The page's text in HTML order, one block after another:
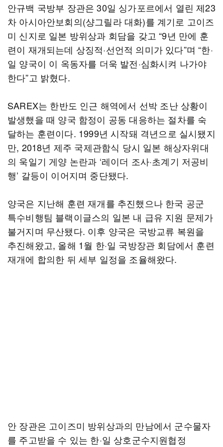
안규백 국방부 장관은 30일 싱가포르에서 열린 제23
차 아시아안보회의(샹그릴라 대화)를 계기로 고이즈
미 신지로 일본 방위상과 회담을 갖고 “9년 만에 훈
련이 재개되는데 상징적·선언적 의미가 있다”며 “한·
일 양국이 이 옥동자를 더욱 발전·심화시켜 나가야
한다”고 밝혔다.
SAREX는 한반도 인근 해역에서 선박 조난 상황이
발생했을 때 양국 함정이 공동 대응하는 절차를 숙
달하는 훈련이다. 1999년 시작돼 격년으로 실시됐지
만, 2018년 제주 국제관함식 당시 일본 해상자위대
의 욱일기 게양 논란과 ‘레이더 조사·초계기 저공비
행’ 갈등이 이어지며 중단됐다.
양국은 지난해 훈련 재개를 추진했으나 한국 공군
특수비행팀 블랙이글스의 일본 내 급유 지원 문제가
불거지며 무산됐다. 이후 양국은 국방교류 복원을
추진해왔고, 올해 1월 한·일 국방장관 회담에서 훈련
재개에 합의한 뒤 세부 일정을 조율해왔다.
안 장관은 고이즈미 방위상과의 만남에서 군수물자
를 주고받을 수 있는 한·일 상호군수지원협정